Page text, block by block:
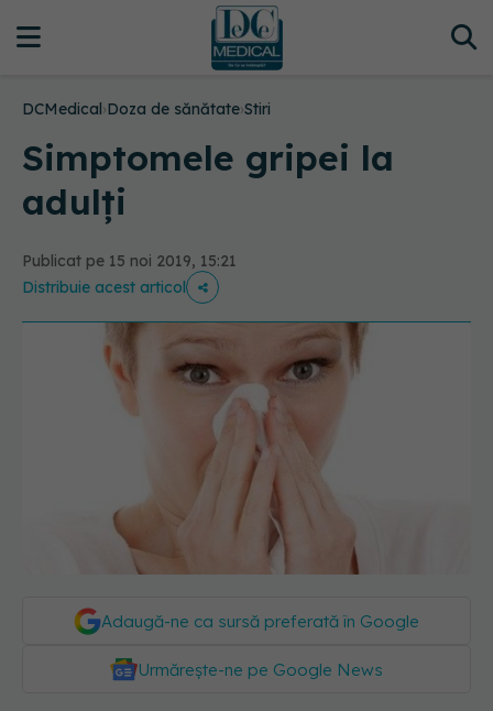
DCMedical›Doza de sănătate›Stiri
Simptomele gripei la
adulți
Publicat pe 15 noi 2019, 15:21
Distribuie acest articol
Adaugă-ne ca sursă preferată în Google
Urmărește-ne pe Google News